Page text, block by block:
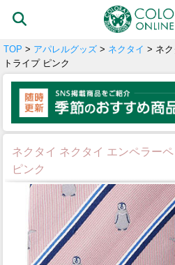
TOP > アパレルグッズ > ネクタイ > ネ
トライプ ピンク
ネクタイ ネクタイ エンペラー
ピンク